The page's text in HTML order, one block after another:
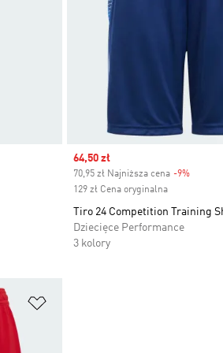
Sale price
64,50 zł
70,95 zł Najniższa cena -9%Discount
129 zł Cena oryginalna
Tiro 24 Competition Training
Dziecięce Performance
3 kolory